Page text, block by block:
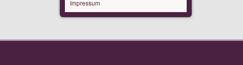
Impressum